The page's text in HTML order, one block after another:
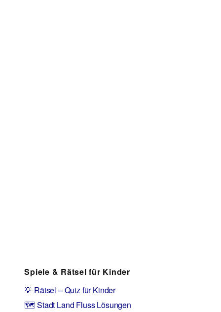
Spiele & Rätsel für Kinder
💡 Rätsel – Quiz für Kinder
🗺️ Stadt Land Fluss Lösungen